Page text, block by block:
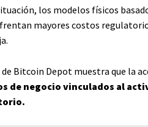
los modelos físicos
mayores costos
de Bitcoin Depot muestra que la
de negocio vinculados al